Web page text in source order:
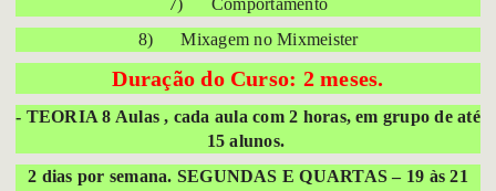
7) Comportamento
8) Mixagem no Mixmeister
Duração do Curso: 2 meses.
- TEORIA 8 Aulas , cada aula com2 horas, em grupo de até
15 alunos.
2 dias por semana. SEGUNDAS E QUARTAS – 19 às 21